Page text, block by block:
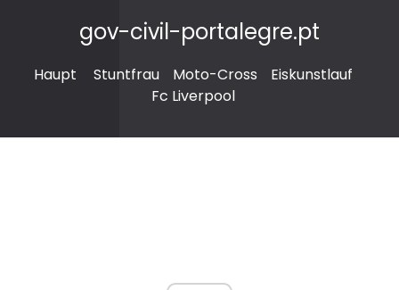
gov-civil-portalegre.pt
Haupt Stuntfrau Moto-Cross
Eiskunstlauf
Fc Liverpool